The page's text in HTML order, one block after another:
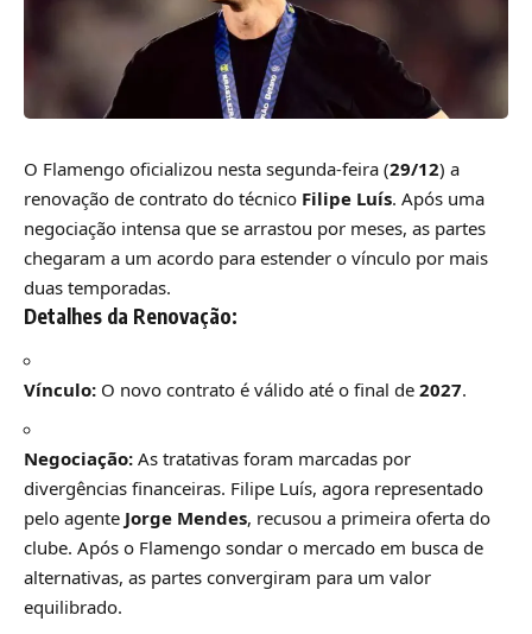
O Flamengo oficializou nesta segunda-feira (29/12) a
renovação de contrato do técnico Filipe Luís. Após uma
negociação intensa que se arrastou por meses, as partes
chegaram a um acordo para estender o vínculo por mais
duas temporadas.
Detalhes da Renovação:
Vínculo: O novo contrato é válido até o final de 2027.
Negociação: As tratativas foram marcadas por
divergências financeiras. Filipe Luís, agora representado
pelo agente Jorge Mendes, recusou a primeira oferta do
clube. Após o Flamengo sondar o mercado em busca de
alternativas, as partes convergiram para um valor
equilibrado.